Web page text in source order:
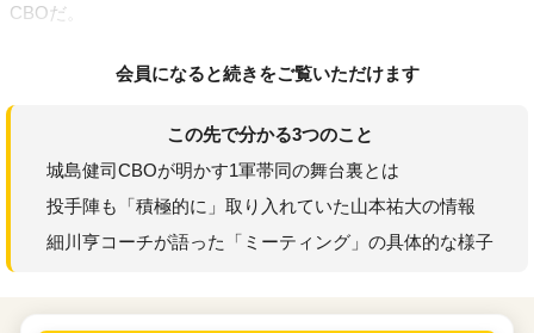
CBOだ。
会員になると続きをご覧いただけます
この先で分かる3つのこと
城島健司CBOが明かす1軍帯同の舞台裏とは
投手陣も「積極的に」取り入れていた山本祐大の情報
細川亨コーチが語った「ミーティング」の具体的な様子